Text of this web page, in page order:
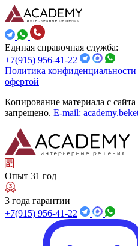
Единая справочная служба:
+7(915) 956-41-22
Политика конфиденциальности
офертой
Копирование материала с
запрещено. E-mail:
Опыт 31 год
3 года гарантии
+7(915) 956-41-22